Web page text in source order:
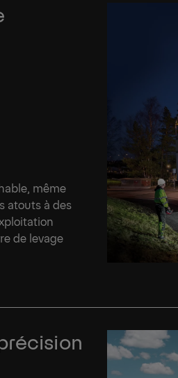
même
atouts à des
de levage